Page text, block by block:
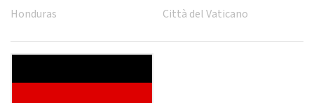
Honduras
Città del Vaticano